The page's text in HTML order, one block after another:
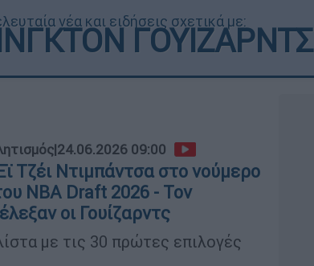
νέα και ειδήσεις σχετικά με:
ΓΟΥΙΖΑΡΝΤΣ
|24.06.2026 09:00
Τζέι Ντιμπάντσα στο νούμερο
NBA Draft 2026 - Τον
οι Γουίζαρντς
με τις 30 πρώτες επιλογές